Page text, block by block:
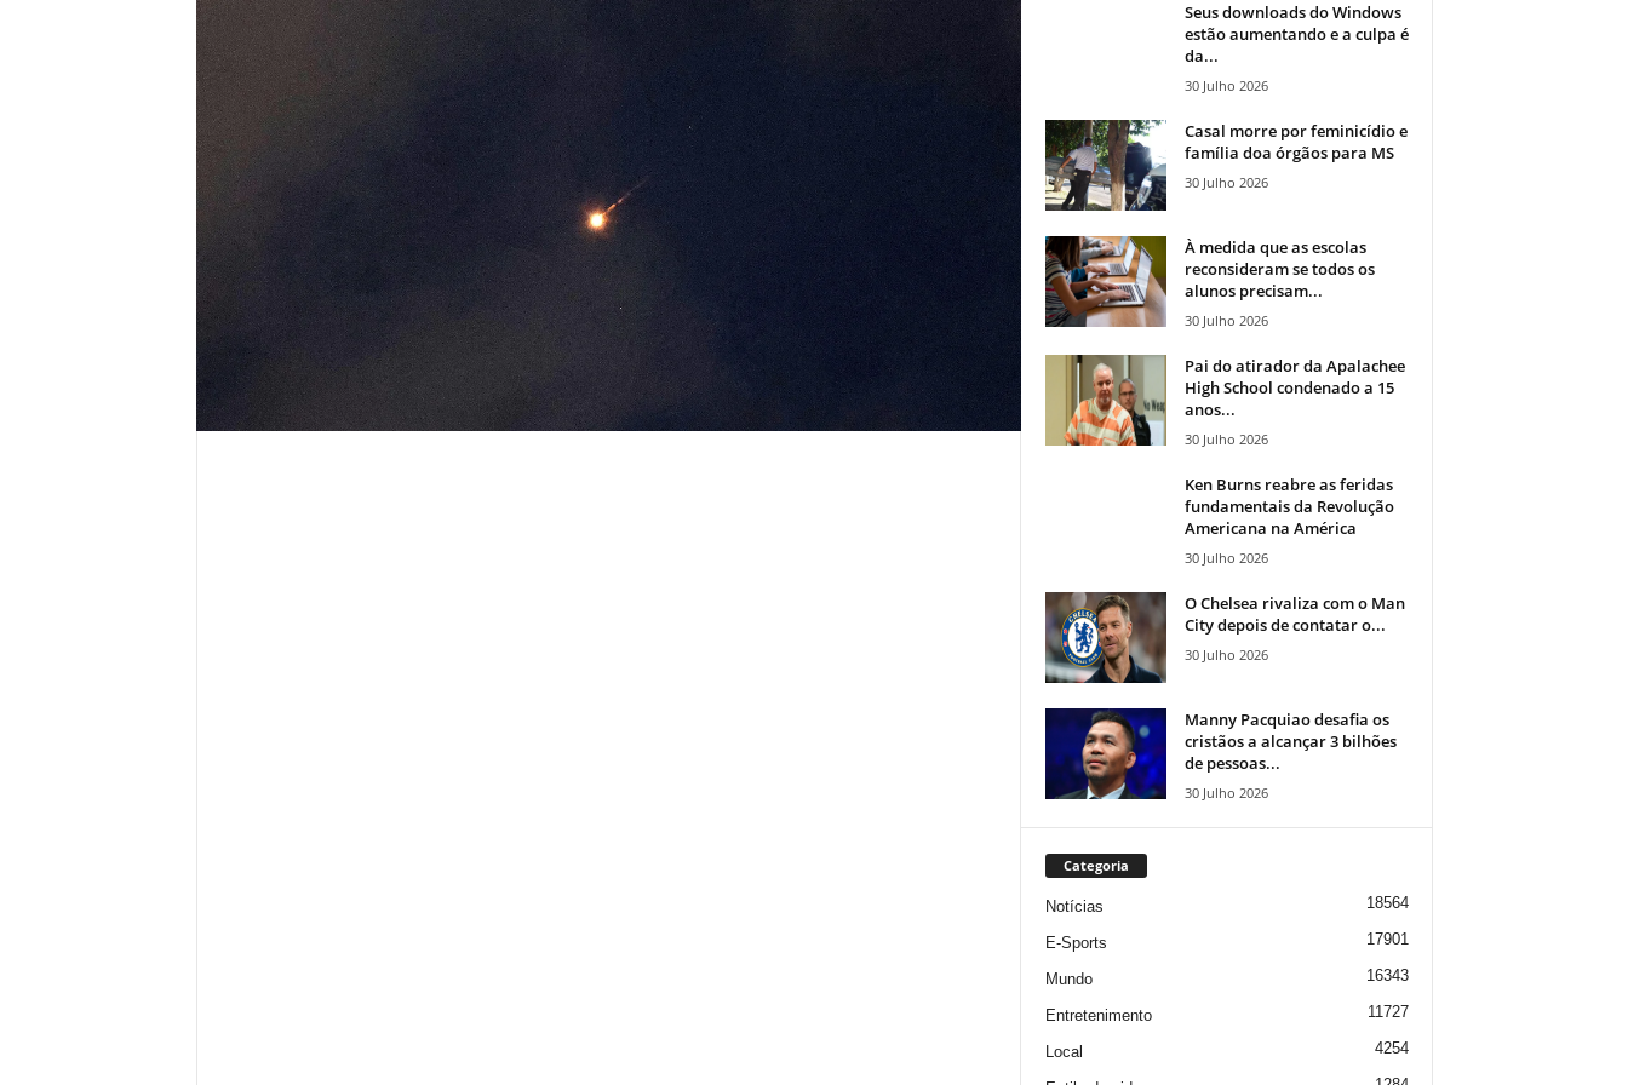
Seus downloads do Windows
estão aumentando e a culpa é
da...
30 Julho 2026
Casal morre por feminicídio e
família doa órgãos para MS
30 Julho 2026
À medida que as escolas
reconsideram se todos os
alunos precisam...
30 Julho 2026
Pai do atirador da Apalachee
High School condenado a 15
anos...
30 Julho 2026
Ken Burns reabre as feridas
fundamentais da Revolução
Americana na América
30 Julho 2026
O Chelsea rivaliza com o Man
City depois de contatar o...
30 Julho 2026
Manny Pacquiao desafia os
cristãos a alcançar 3 bilhões
de pessoas...
30 Julho 2026
Categoria
Notícias 18564
E-Sports 17901
Mundo 16343
Entretenimento 11727
Local 4254